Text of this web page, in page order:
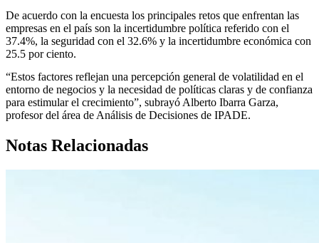
De acuerdo con la encuesta los principales retos que enfrentan las
empresas en el país son la incertidumbre política referido con el
37.4%, la seguridad con el 32.6% y la incertidumbre económica con
25.5 por ciento.
“Estos factores reflejan una percepción general de volatilidad en el
entorno de negocios y la necesidad de políticas claras y de confianza
para estimular el crecimiento”, subrayó Alberto Ibarra Garza,
profesor del área de Análisis de Decisiones de IPADE.
Notas Relacionadas